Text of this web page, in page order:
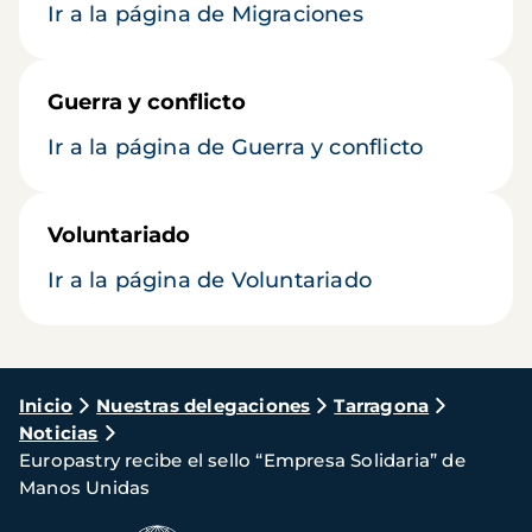
Ir a la página de Migraciones
Guerra y conflicto
Ir a la página de Guerra y conflicto
Voluntariado
Ir a la página de Voluntariado
Ruta
de
navegación
Inicio Nuestras delegaciones
Tarragona
Noticias
Europastry recibe el sello “Empresa Solidaria” de
Manos Unidas